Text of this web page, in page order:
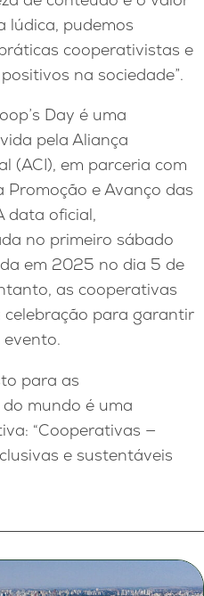
lúdica, pudemos
cooperativistas e
na sociedade”.
Day é uma
pela Aliança
(ACI), em parceria com
Promoção e Avanço das
data oficial,
no primeiro sábado
em 2025 no dia 5 de
as cooperativas
para garantir
para as
mundo é uma
“Cooperativas —
e sustentáveis